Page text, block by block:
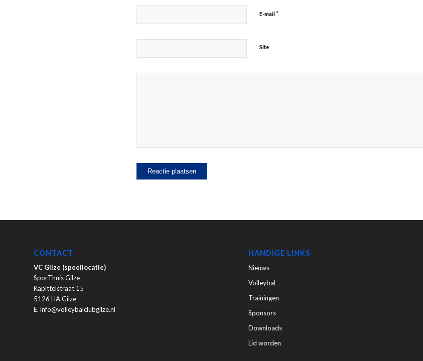
E-mail *
Site
CONTACT
VC Gilze (speellocatie)
SporThuis Gilze
Kapittelstraat 15
5126 HA Gilze
E. info@volleybalclubgilze.nl
HANDIGE LINKS
Nieuws
Volleybal
Trainingen
Sponsors
Downloads
Lid worden